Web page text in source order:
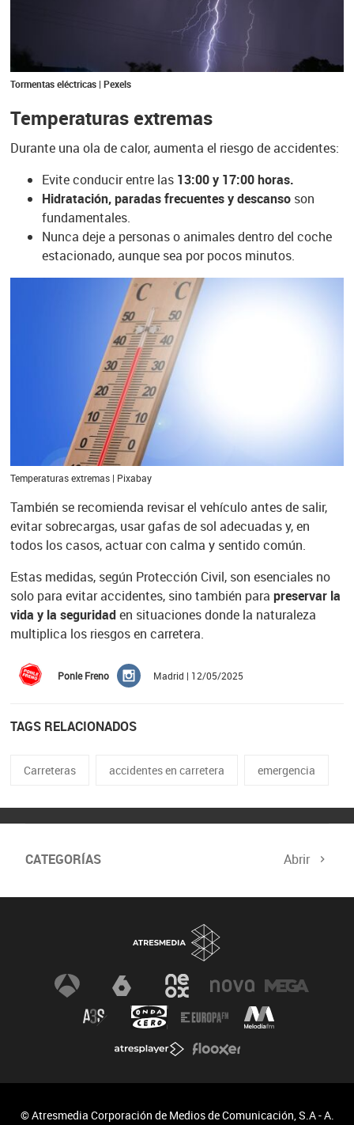
Tormentas eléctricas | Pexels
Temperaturas extremas
Durante una ola de calor, aumenta el riesgo de accidentes:
Evite conducir entre las 13:00 y 17:00 horas.
Hidratación, paradas frecuentes y descanso son
fundamentales.
Nunca deje a personas o animales dentro del coche
estacionado, aunque sea por pocos minutos.
Temperaturas extremas | Pixabay
También se recomienda revisar el vehículo antes de salir,
evitar sobrecargas, usar gafas de sol adecuadas y, en
todos los casos, actuar con calma y sentido común.
Estas medidas, según Protección Civil, son esenciales no
solo para evitar accidentes, sino también para preservar la
vida y la seguridaden situaciones donde la naturaleza
multiplica los riesgos en carretera.
Ponle Freno Madrid | 12/05/2025
TAGS RELACIONADOS
Carreteras accidentes en carretera emergencia
CATEGORÍAS Abrir
© Atresmedia Corporación de Medios de Comunicación, S.A - A.